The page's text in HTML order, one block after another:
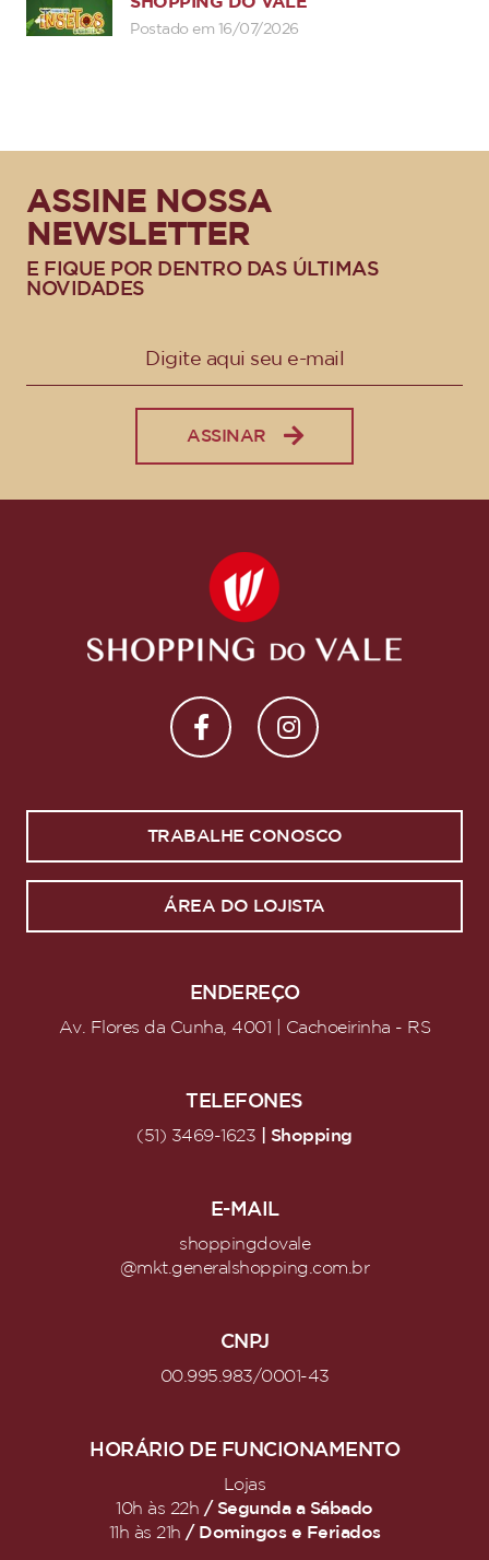
Postado em 16/07/2026
ASSINE NOSSA
NEWSLETTER
E FIQUE POR DENTRO DAS ÚLTIMAS
NOVIDADES
ASSINAR
TRABALHE CONOSCO
ÁREA DO LOJISTA
ENDEREÇO
Av. Flores da Cunha, 4001 | Cachoeirinha - RS
TELEFONES
(51) 3469-1623 | Shopping
E-MAIL
shoppingdovale
@mkt.generalshopping.com.br
CNPJ
00.995.983/0001-43
HORÁRIO DE FUNCIONAMENTO
Lojas
10h às 22h / Segunda a Sábado
11h às 21h / Domingos e Feriados